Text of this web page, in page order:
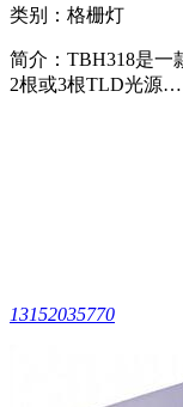
类别：格栅灯
简介：TBH318是一
2根或3根TLD光源…
13152035770